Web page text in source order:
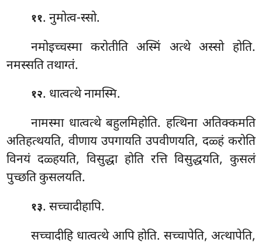
११. नुमोत्व-स्सो.
नमोइच्चस्मा करोतीति अस्मिं अत्थे अस्सो होति.
नमस्सति तथाग्तं.
१२. धात्वत्थे नामस्मि.
नामस्मा धात्वत्थे बहुलमिहोति. हत्थिना अतिक्कमति
अतिहत्थयति, वीणाय उपगायति उपवीणयति, दळ्हं करोति
विनयं दळ्हयति, विसुद्धा होति रत्ति विसुद्धयति, कुसलं
पुच्छति कुसलयति.
१३. सच्चादीहापि.
सच्चादीहि धात्वत्थे आपि होति. सच्चापेति, अत्थापेति,